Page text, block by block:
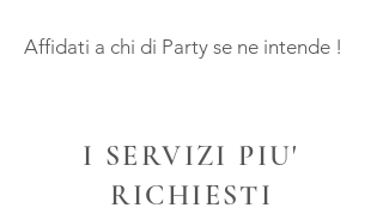
Affidati a chi di Party se ne intende !
I SERVIZI PIU'
RICHIESTI